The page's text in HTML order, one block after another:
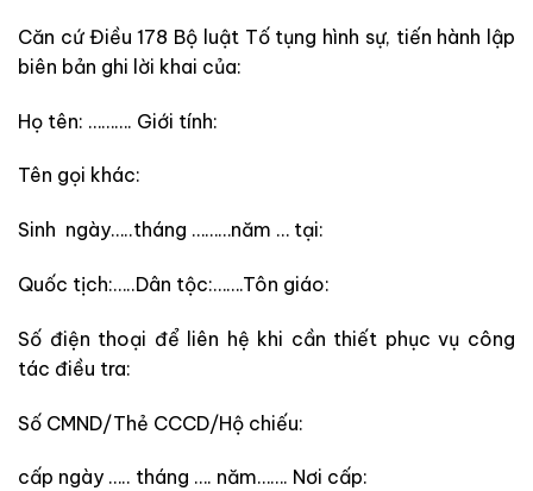
Căn cứ Điều 178 Bộ luật Tố tụng hình sự, tiến hành lập
biên bản ghi lời khai của:
Họ tên: ………. Giới tính:
Tên gọi khác:
Sinh ngày…..tháng ………năm … tại:
Quốc tịch:…..Dân tộc:…….Tôn giáo:
Số điện thoại để liên hệ khi cần thiết phục vụ công
tác điều tra:
Số CMND/Thẻ CCCD/Hộ chiếu:
cấp ngày ….. tháng …. năm……. Nơi cấp: